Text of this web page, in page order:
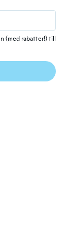
(med rabatter!) till